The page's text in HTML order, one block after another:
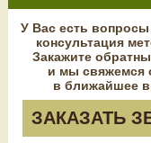
У Вас есть
консультация
Закажите
и мы свяжемся
в ближайшее
ЗАКАЗАТЬ